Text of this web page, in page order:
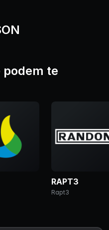
podem te
RAPT3
Rapt3